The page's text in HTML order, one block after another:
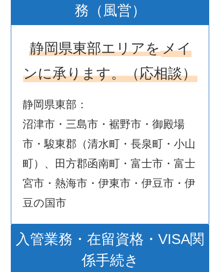
務（風営）
静岡県東部エリアをメイ
ンに承ります。（応相談）
静岡県東部：
沼津市・三島市・裾野市・御殿場
市・駿東郡（清水町・長泉町・小山
町）、田方郡函南町・富士市・富士
宮市・熱海市・伊東市・伊豆市・伊
豆の国市
入管業務・在留資格・VISA関
係手続き